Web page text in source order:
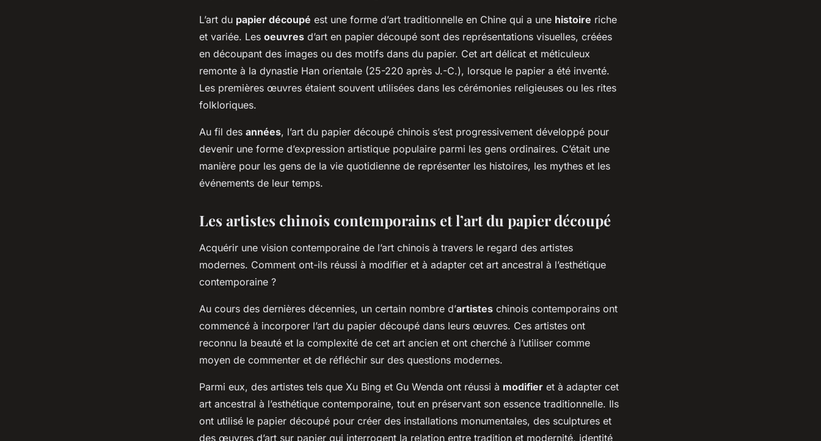
L’art du papier découpé est une forme d’art traditionnelle en Chine qui a une histoire riche
et variée. Les oeuvres d’art en papier découpé sont des représentations visuelles, créées
en découpant des images ou des motifs dans du papier. Cet art délicat et méticuleux
remonte à la dynastie Han orientale (25-220 après J.-C.), lorsque le papier a été inventé.
Les premières œuvres étaient souvent utilisées dans les cérémonies religieuses ou les rites
folkloriques.
Au fil des années, l’art du papier découpé chinois s’est progressivement développé pour
devenir une forme d’expression artistique populaire parmi les gens ordinaires. C’était une
manière pour les gens de la vie quotidienne de représenter les histoires, les mythes et les
événements de leur temps.
Les artistes chinois contemporains et l’art du papier découpé
Acquérir une vision contemporaine de l’art chinois à travers le regard des artistes
modernes. Comment ont-ils réussi à modifier et à adapter cet art ancestral à l’esthétique
contemporaine ?
Au cours des dernières décennies, un certain nombre d’artistes chinois contemporains ont
commencé à incorporer l’art du papier découpé dans leurs œuvres. Ces artistes ont
reconnu la beauté et la complexité de cet art ancien et ont cherché à l’utiliser comme
moyen de commenter et de réfléchir sur des questions modernes.
Parmi eux, des artistes tels que Xu Bing et Gu Wenda ont réussi à modifier et à adapter cet
art ancestral à l’esthétique contemporaine, tout en préservant son essence traditionnelle. Ils
ont utilisé le papier découpé pour créer des installations monumentales, des sculptures et
des œuvres d’art sur papier qui interrogent la relation entre tradition et modernité, identité